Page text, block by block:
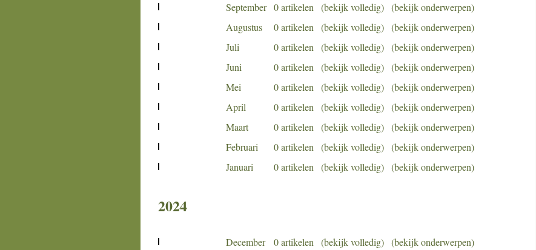
September 0 artikelen (bekijk volledig) (bekijk onderwerpen)
Augustus
0 artikelen (bekijk volledig) (bekijk onderwerpen)
Juli
0 artikelen (bekijk volledig) (bekijk onderwerpen)
Juni
0 artikelen (bekijk volledig) (bekijk onderwerpen)
Mei
0 artikelen (bekijk volledig) (bekijk onderwerpen)
April
0 artikelen (bekijk volledig) (bekijk onderwerpen)
Maart
0 artikelen (bekijk volledig) (bekijk onderwerpen)
Februari
0 artikelen (bekijk volledig) (bekijk onderwerpen)
Januari
0 artikelen (bekijk volledig) (bekijk onderwerpen)
2024
December 0 artikelen (bekijk volledig) (bekijk onderwerpen)